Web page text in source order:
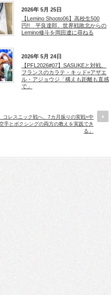
2026年 5月 25日
【Lemino Shooto06】高校生500
円!! 平良達郎、世界戦敗北からの
Lemino修斗を岡田遼に尋ねる
2026年 5月 24日
【PFL2026#07】SASUKEと対戦、
フランスのカラテ・キッド=アザエ
ル・アジョウジ「構えも距離も直感
で」
コレスニック戦へ、7カ月振りの実戦=中
手とボクシングの両方の教えを実践でき
る」